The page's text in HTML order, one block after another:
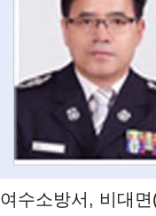
여수소방서, 비대